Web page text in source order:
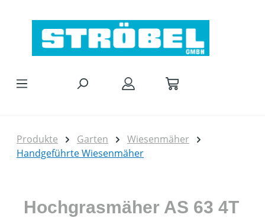
Produkte Garten
Wiesenmäher
Handgeführte Wiesenmäher
Hochgrasmäher AS 63 4T